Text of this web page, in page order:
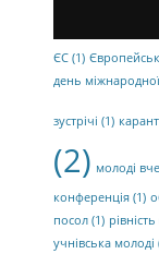
ЄС (1)
день
зустрічі (1)
(2) молоді
конференція (1)
посол (1) рівність
учнівська молоді